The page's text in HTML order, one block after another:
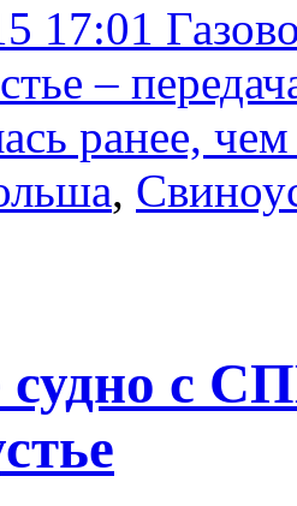
17:01
–
ранее,
,
с